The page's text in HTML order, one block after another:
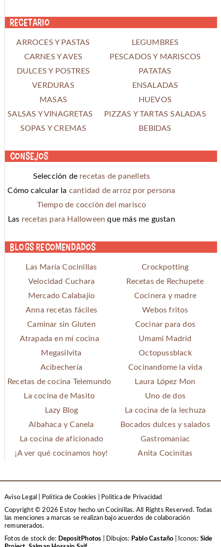
Recetario
ARROCES Y PASTAS
LEGUMBRES
CARNES Y AVES
PESCADOS Y MARISCOS
DULCES Y POSTRES
PATATAS
VERDURAS
ENSALADAS
MASAS
HUEVOS
SALSAS Y VINAGRETAS
PIZZAS Y TARTAS SALADAS
SOPAS Y CREMAS
BEBIDAS
Consejos
Selección de recetas de panellets
Cómo calcular la cantidad de arroz por persona
Tiempo de cocción del marisco
Las recetas para Halloween que más me gustan
Blogs recomendados
Las María Cocinillas
Crockpotting
Velocidad Cuchara
Recetas de Rechupete
Mercado Calabajío
Cocinera y madre
Anna recetas fáciles
Webos fritos
Caminar sin Gluten
Cocinar para dos
Atrapada en mi cocina
Umami Madrid
Megasilvita
Octopussblack
Acibechería
Cocinandome la vida
Recetas de cocina Telemundo
Laura López Mon
La cocina de Masito
Uno de dos
Lazy Blog
La cocina de la lechuza
Albahaca y Canela
Bocados dulces y salados
La cocina de aficionado
Gastromaniac
¡A ver qué cocinamos hoy!
Anita Cocinitas
Aviso Legal Política de Cookies
Política de Privacidad
Copyright © 2026 Estoy hecho un Cocinillas. All Rights Reserved.Todas
las menciones a marcas se realizan bajo acuerdos de colaboración
remunerados.
Fotos de stock de: DepositPhotos | Dibujos: Pablo Castaño | Iconos: Side